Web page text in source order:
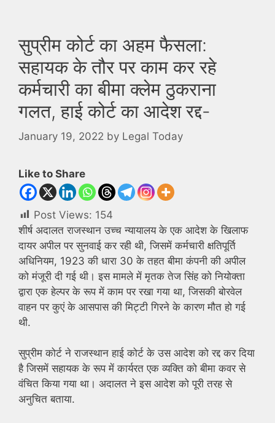
सुप्रीम कोर्ट का अहम फैसला:
सहायक के तौर पर काम कर रहे
कर्मचारी का बीमा क्लेम ठुकराना
गलत, हाई कोर्ट का आदेश रद्द-
January 19, 2022 by Legal Today
Like to Share
Post Views: 154
शीर्ष अदालत राजस्थान उच्च न्यायालय के एक आदेश के खिलाफ
दायर अपील पर सुनवाई कर रही थी, जिसमें कर्मचारी क्षतिपूर्ति
अधिनियम, 1923 की धारा 30 के तहत बीमा कंपनी की अपील
को मंजूरी दी गई थी। इस मामले में मृतक तेज सिंह को नियोक्ता
द्वारा एक हेल्पर के रूप में काम पर रखा गया था, जिसकी बोरवेल
वाहन पर कुएं के आसपास की मिट्टी गिरने के कारण मौत हो गई
थी.
सुप्रीम कोर्ट ने राजस्थान हाई कोर्ट के उस आदेश को रद्द कर दिया
है जिसमें सहायक के रूप में कार्यरत एक व्यक्ति को बीमा कवर से
वंचित किया गया था। अदालत ने इस आदेश को पूरी तरह से
अनुचित बताया.